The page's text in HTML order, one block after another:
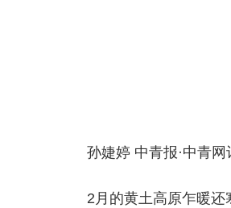
孙婕婷 中青报·中青
2月的黄土高原乍暖